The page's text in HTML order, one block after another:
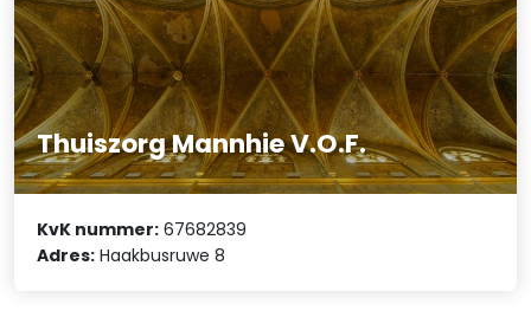
Thuiszorg Mannhie V.O.F.
KvK nummer: 67682839
Adres: Haakbusruwe 8